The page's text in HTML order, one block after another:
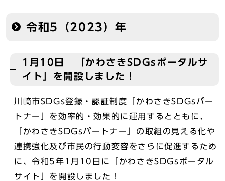
令和5（2023）年
1月10日 「かわさきSDGsポータルサ
イト」を開設しました！
川崎市SDGs登録・認証制度「かわさきSDGsパー
トナー」を効率的・効果的に運用するとともに、
「かわさきSDGsパートナー」の取組の見える化や
連携強化及び市民の行動変容をさらに促進するため
に、令和5年1月10日に「かわさきSDGsポータル
サイト」を開設しました！